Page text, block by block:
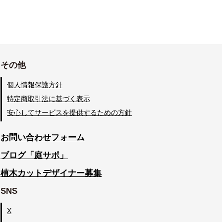
その他
個人情報保護方針
特定商取引法に基づく表示
安心してサービスを提供するための方針
お問い合わせフォーム
ブログ「庭サポ」
植木カットデザイナー募集
SNS
X